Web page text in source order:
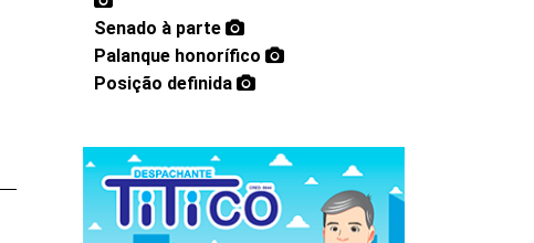
Senado à parte
Palanque honorífico
Posição definida